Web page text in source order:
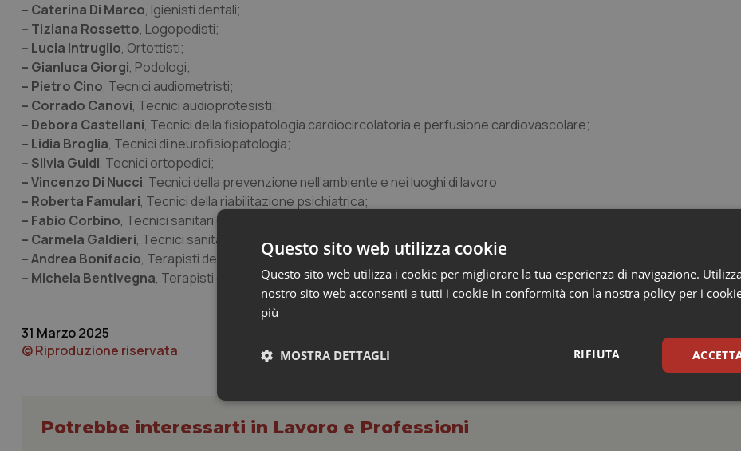
– Caterina Di Marco, Igienisti dentali;
– Tiziana Rossetto, Logopedisti;
– Lucia Intruglio, Ortottisti;
– Gianluca Giorgi, Podologi;
– Pietro Cino, Tecnici audiometristi;
– Corrado Canovi, Tecnici audioprotesisti;
– Debora Castellani, Tecnici della fisiopatologia cardiocircolatoria e perfusione cardiovascolare;
– Lidia Broglia, Tecnici di neurofisiopatologia;
– Silvia Guidi, Tecnici ortopedici;
– Vincenzo Di Nucci, Tecnici della prevenzione nell’ambiente e nei luoghi di lavoro
– Roberta Famulari, Tecnici della riabilitazione psichiatrica;
– Fabio Corbino, Tecnici sanitari di laboratorio biomedico;
– Carmela Galdieri, Tecnici sanitari di radiologia medica;
– Andrea Bonifacio, Terapisti della neuropsicomotricità della età evolutiva;
– Michela Bentivegna, Terapisti occupazionali.
31 Marzo 2025
© Riproduzione riservata
Potrebbe interessarti in Lavoro e Professioni
Questo sito web utilizza cookie
Questo sito web utilizza i cookie per migliorare la tua esperienza di navigazione.
nostro sito web acconsenti a tutti i cookie in conformità con la nostra policy per i
più
RIFIUTA
MOSTRA DETTAGLI
Necessari Statistici